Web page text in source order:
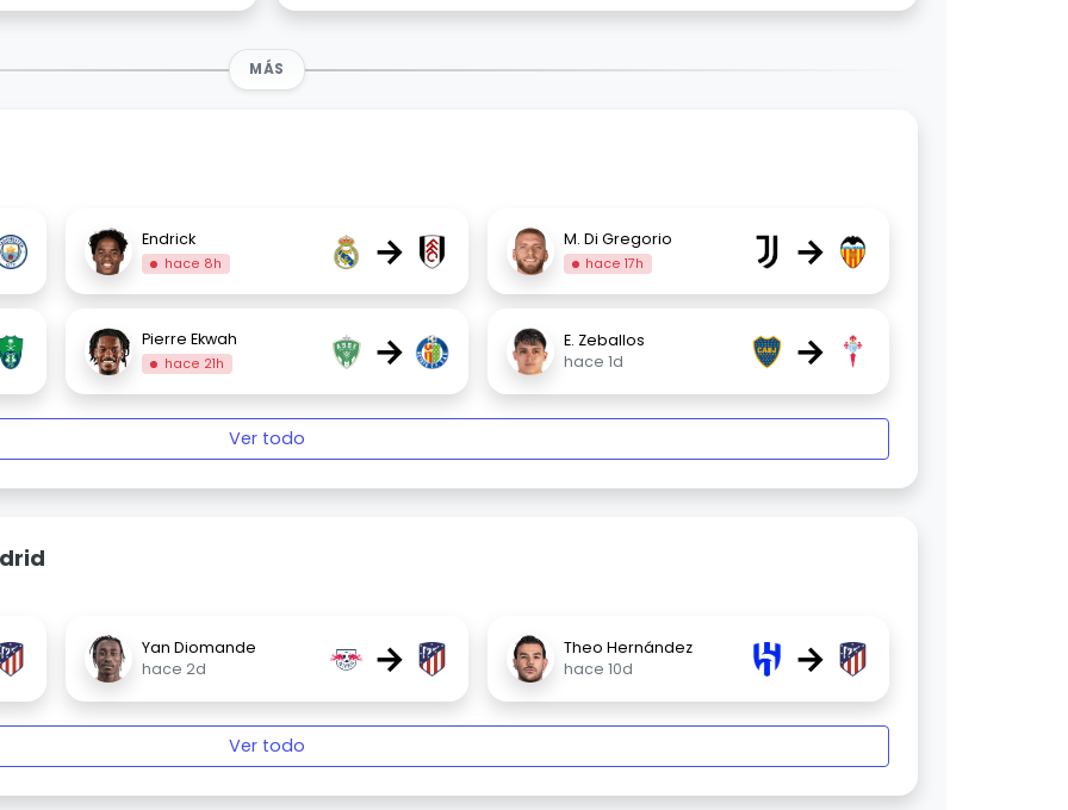
MÁS
Endrick
hace 8h → M. Di Gregorio
hace 17h →
Pierre Ekwah
hace 21h →
E. Zeballos
hace 1d
→
Ver todo
Yan Diomande
hace 2d
→
Theo Hernández
hace 10d
→
Ver todo